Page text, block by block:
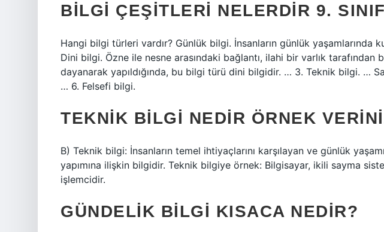
BILGI ÇEŞITLERI NELERDIR 9.
Hangi bilgi türleri vardır? Günlük bilgi. İnsanların günlük yaşamlarında
Dini bilgi. Özne ile nesne arasındaki bağlantı, ilahi bir varlık tarafından
dayanarak yapıldığında, bu bilgi türü dini bilgidir. … 3. Teknik bilgi. …
… 6. Felsefi bilgi.
TEKNIK BILGI NEDIR ÖRNEK
B) Teknik bilgi: İnsanların temel ihtiyaçlarını karşılayan ve günlük
yapımına ilişkin bilgidir. Teknik bilgiye örnek: Bilgisayar, ikili sayma
işlemcidir.
GÜNDELIK BILGI KISACA NEDIR?